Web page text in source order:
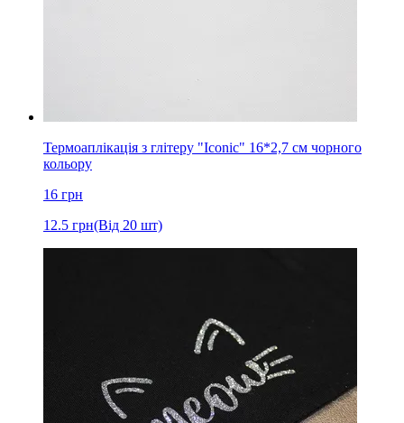
Термоаплікація з глітеру "Iconic" 16*2,7 см чорного
кольору
16 грн
12.5 грн(Від 20 шт)